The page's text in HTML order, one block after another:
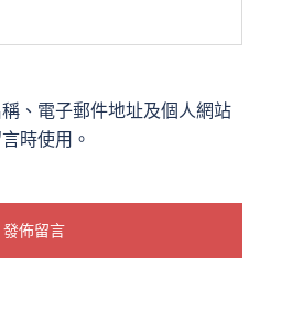
、電子郵件地址及個人網站
時使用。